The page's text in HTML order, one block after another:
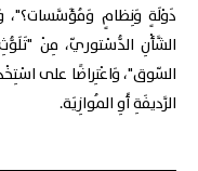
دَوْلَةٍ وَنِظامٍ وَمُؤَسَّسات؟"،
الشَّأْنِ الدُّسْتوريّ، مِنْ
السّوق"، وَاعْتِراضًا على
الرَّديفَةِ أَوِ المُوازِيَة.